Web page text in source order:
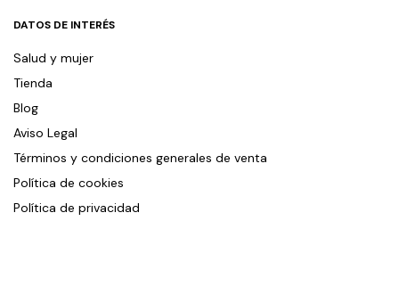
DATOS DE INTERÉS
Salud y mujer
Tienda
Blog
Aviso Legal
Términos y condiciones generales de venta
Política de cookies
Política de privacidad